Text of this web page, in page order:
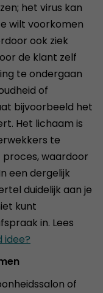
het virus kan
wilt voorkomen
ook ziek
de klant zelf
te ondergaan
of
bijvoorbeeld het
Het lichaam is
te
waardoor
een dergelijk
duidelijk aan je
kunt
in. Lees
idee?
of